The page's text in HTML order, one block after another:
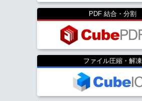
PDF 結合・分割
ファイル圧縮・解凍